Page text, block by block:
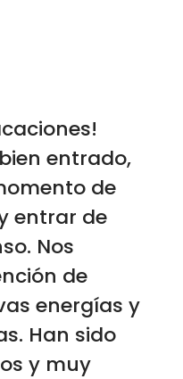
entrado,
de
entrar de
Nos
de
energías y
Han sido
y muy